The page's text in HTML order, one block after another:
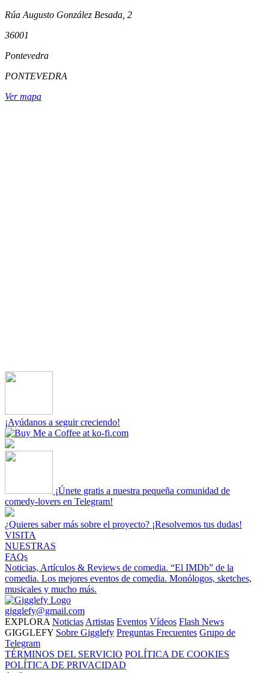
Rúa Augusto González Besada, 2
36001
Pontevedra
PONTEVEDRA
Ver mapa
¡Ayúdanos a seguir creciendo!
¡Únete gratis a nuestra pequeña comunidad de
comedy-lovers en Telegram!
¿Quieres saber más sobre el proyecto? ¡Resolvemos tus dudas!
VISITA
NUESTRAS
FAQs
Noticias, Artículos & Reviews de comedia. “El IMDb” de la
comedia. Los mejores eventos de comedia. Monólogos, sketches,
musicales y mucho más.
gigglefy@gmail.com
EXPLORA Noticias Artistas Eventos Vídeos Flash News
GIGGLEFY Sobre Gigglefy Preguntas Frecuentes Grupo de
Telegram
TÉRMINOS DEL SERVICIO POLÍTICA DE COOKIES
POLÍTICA DE PRIVACIDAD